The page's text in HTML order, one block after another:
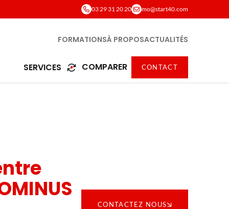
03 29 31 20 20 mo@start40.com
FORMATIONSÀ PROPOSACTUALITÉS
SERVICES COMPARER CONTACT
CONTACTEZ NOUS